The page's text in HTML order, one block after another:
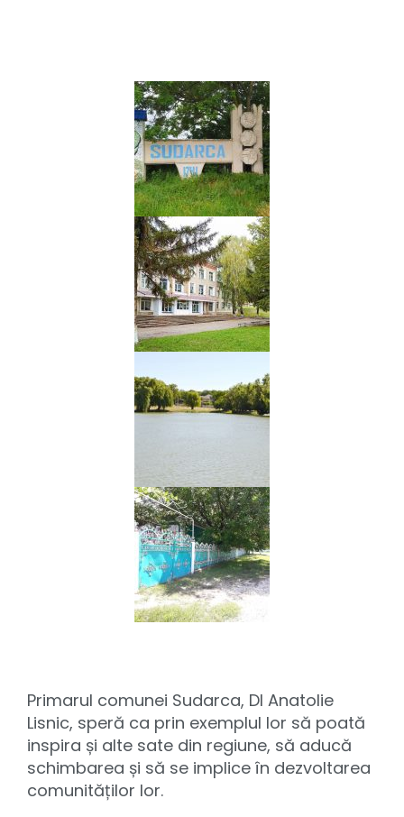
Primarul comunei Sudarca, Dl Anatolie
Lisnic, speră ca prin exemplul lor să poată
inspira și alte sate din regiune, să aducă
schimbarea și să se implice în dezvoltarea
comunităților lor.